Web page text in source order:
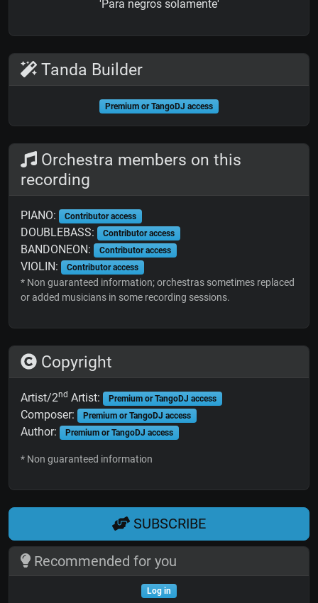
'Para negros solamente'
Tanda Builder
Premium or TangoDJ access
Orchestra members on this
recording
PIANO: Contributor access
DOUBLEBASS: Contributor access
BANDONEON: Contributor access
VIOLIN: Contributor access
* Non guaranteed information; orchestras sometimes replaced
or added musicians in some recording sessions.
Copyright
Artist/2nd Artist: Premium or TangoDJ access
Composer: Premium or TangoDJ access
Author: Premium or TangoDJ access
* Non guaranteed information
SUBSCRIBE
Recommended for you
Log in